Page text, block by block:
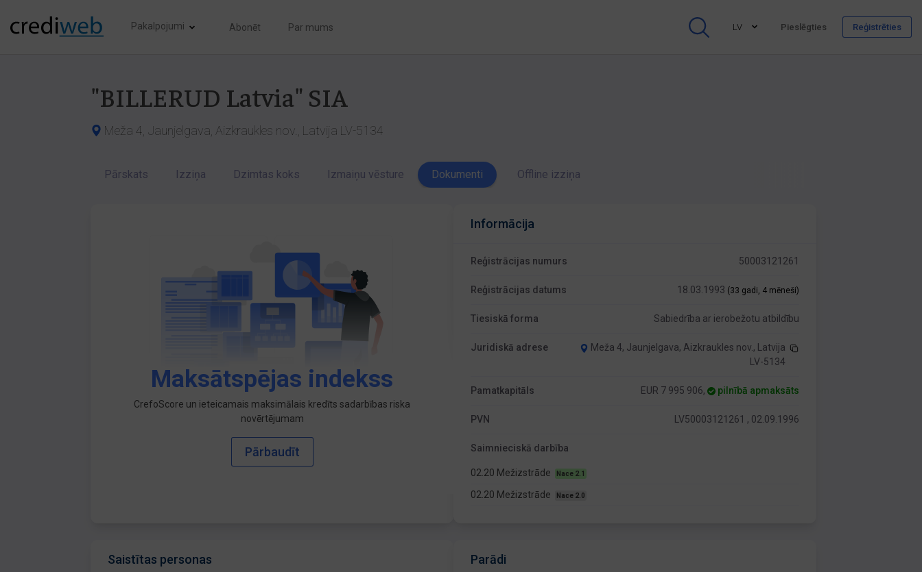
Pakalpojumi Abonēt Par mums LV Pieslēgties Reģistrēties
"BILLERUD Latvia" SIA
Meža 4, Jaunjelgava, Aizkraukles nov., Latvija LV-5134
Pārskats Izziņa Dzimtas koks Izmaiņu vēsture Dokumenti Offline izziņa
Maksātspējas indekss
CrefoScore un ieteicamais maksimālais kredīts sadarbības riska
novērtējumam
Pārbaudīt
Informācija
Reģistrācijas numurs 50003121261
Reģistrācijas datums 18.03.1993 (33 gadi, 4 mēneši)
Tiesiskā forma Sabiedrība ar ierobežotu atbildību
Juridiskā adrese
Meža 4, Jaunjelgava, Aizkraukles nov., Latvija
LV-5134
Pamatkapitāls EUR 7 995 906, pilnībā apmaksāts
PVN LV50003121261 , 02.09.1996
Saimnieciskā darbība
02.20 Mežizstrāde Nace 2.1
02.20 Mežizstrāde Nace 2.0
Saistītas personas Parādi